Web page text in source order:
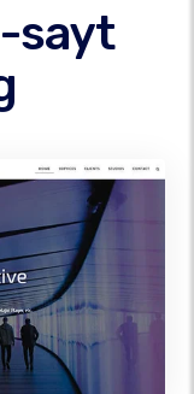
sayt